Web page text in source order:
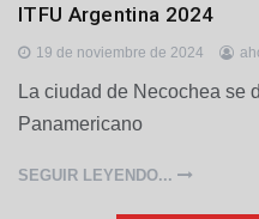
p
o
t
e
ITFU Argentina 2024
19 de noviembre de 2024
La ciudad de Necochea se
Panamericano
SEGUIR LEYENDO...